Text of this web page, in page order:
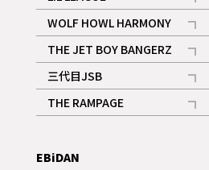
記事
WOLF HOWL HARMONY
記事
THE JET BOY BANGERZ
記事
三代目JSB
記事
THE RAMPAGE
記事
EBiDAN